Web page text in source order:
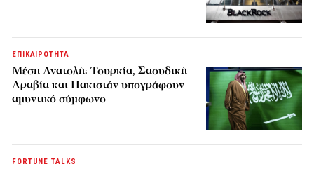
ΕΠΙΚΑΙΡΟΤΗΤΑ
Μέση Ανατολή: Τουρκία, Σαουδική
Αραβία και Πακιστάν υπογράφουν
αμυντικό σύμφωνο
FORTUNE TALKS